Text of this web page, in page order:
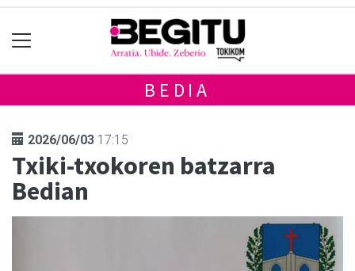
BEDIA
2026/06/03 17:15
Txiki-txokoren batzarra
Bedian